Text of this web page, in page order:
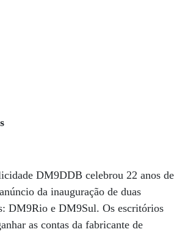
DM9DDB celebrou 22 anos de
da inauguração de duas
DM9Rio e DM9Sul. Os escritórios
as contas da fabricante de